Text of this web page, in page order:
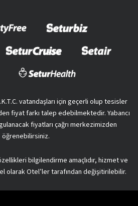
vatandaşları için geçerli olup tesisler
fiyat farkı talep edebilmektedir. Yabancı
fiyatları çağrı merkezimizden
öğrenebilirsiniz.
bilgilendirme amaçlıdır, hizmet ve
olarak Otel’ler tarafından değişitirilebilir.